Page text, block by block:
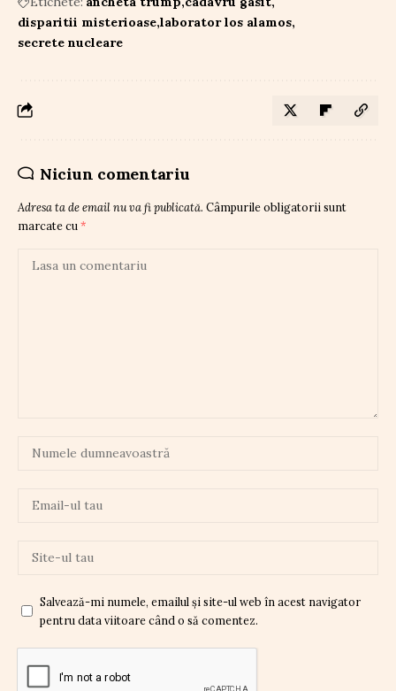
disparitii misterioase laborator los alamos
secrete nucleare
Niciun comentariu
Adresa ta de email nu va fi publicată. Câmpurile obligatorii sunt
marcate cu *
Salvează-mi numele, emailul și site-ul web în acest navigator
pentru data viitoare când o să comentez.